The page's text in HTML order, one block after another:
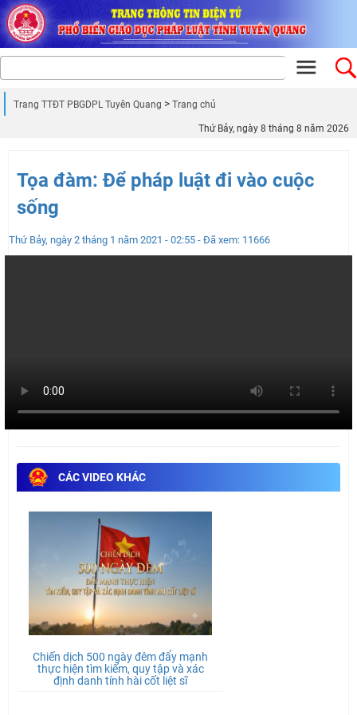
Trang TTĐT PBGDPL Tuyên Quang Trang chủ
Thứ Bảy, ngày 8 tháng 8 năm 2026
Tọa đàm: Để pháp luật đi vào cuộc
sống
Thứ Bảy, ngày 2 tháng 1 năm 2021 - 02:55 - Đã xem: 11666
CÁC VIDEO KHÁC
Chiến dịch 500 ngày đêm đẩy mạnh
thực hiện tìm kiếm, quy tập và xác
định danh tính hài cốt liệt sĩ